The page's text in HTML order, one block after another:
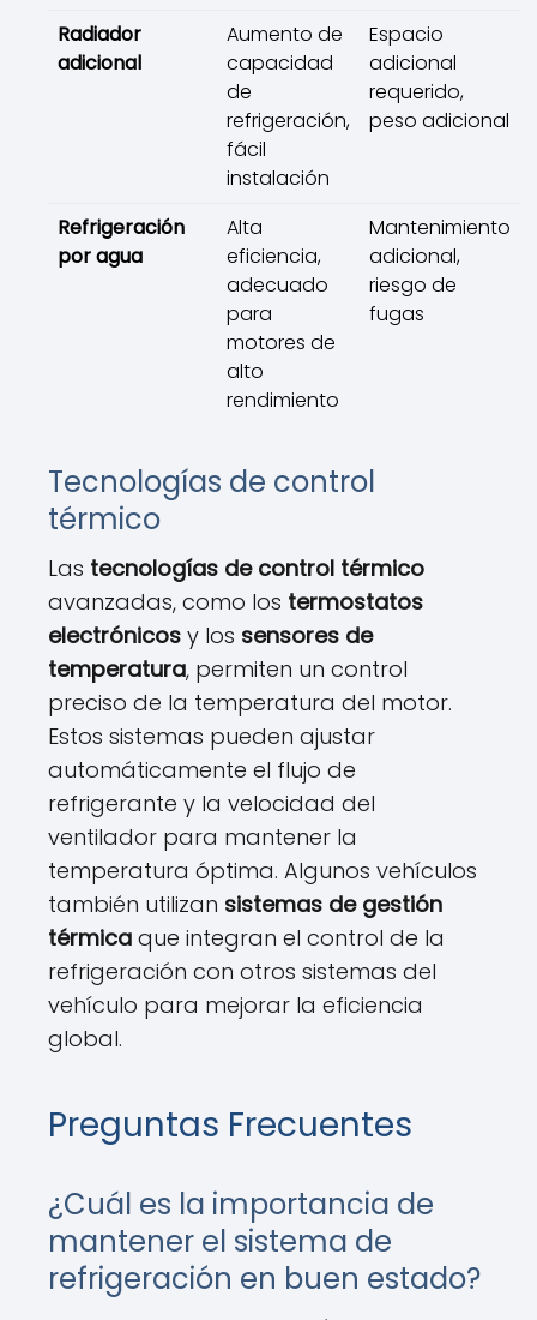
Radiador
adicional
Aumento de
capacidad
de
refrigeración,
fácil
instalación
Espacio
adicional
requerido,
peso adicional
Refrigeración
por agua
Alta
eficiencia,
adecuado
para
motores de
alto
rendimiento
Mantenimiento
adicional,
riesgo de
fugas
Tecnologías de control
térmico
Las tecnologías de control térmico
avanzadas, como los termostatos
electrónicos y los sensores de
temperatura, permiten un control
preciso de la temperatura del motor.
Estos sistemas pueden ajustar
automáticamente el flujo de
refrigerante y la velocidad del
ventilador para mantener la
temperatura óptima. Algunos vehículos
también utilizan sistemas de gestión
térmica que integran el control de la
refrigeración con otros sistemas del
vehículo para mejorar la eficiencia
global.
Preguntas Frecuentes
¿Cuál es la importancia de
mantener el sistema de
refrigeración en buen estado?